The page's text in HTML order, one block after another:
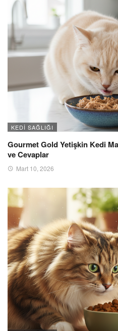
KEDI SAĞLIĞI
Gourmet Gold Yetişkin Kedi
ve Cevaplar
Mart 10, 2026